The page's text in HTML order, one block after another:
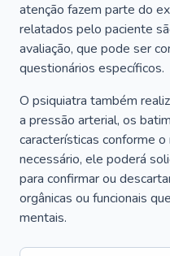
atenção fazem parte do
relatados pelo paciente
avaliação, que pode ser
questionários específicos.
O psiquiatra também
a pressão arterial, os
características conforme
necessário, ele poderá
para confirmar ou
orgânicas ou funcionais
mentais.